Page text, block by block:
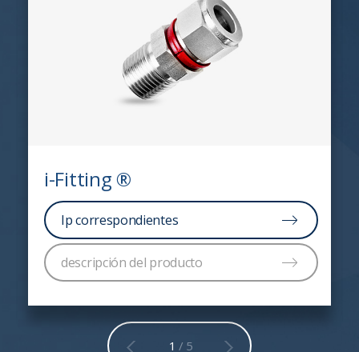
1 / 5
i-Fitting ®
Ip correspondientes
descripción del producto